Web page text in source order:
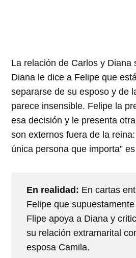
La relación de Carlos y Diana
Diana le dice a Felipe que
separarse de su esposo y de
parece insensible. Felipe la
esa decisión y le presenta
son externos fuera de la
única persona que importa”
En realidad: En cartas
Felipe que
Flipe apoya a Diana y
su relación extramarital
esposa Camila.